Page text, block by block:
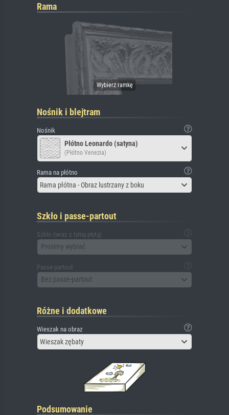
Rama
Nośnik i blejtram
Nośnik
Płótno Leonardo (satyna)
(Płótno Venezia)
Rama na płótno
Rama płótna - Obraz lustrzany z boku
Szkło i passe-partout
Szkło (wraz z tylną płytą)
Prosimy wybrać
Passe-partout
Bez passe-partout
Różne i dodatkowe
Wieszak na obraz
Wieszak zębaty
Podsumowanie